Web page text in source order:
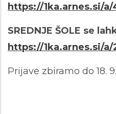
https://1ka.arnes.si/a/
SREDNJE ŠOLE se
https://1ka.arnes.si/a/
Prijave zbiramo do 18.